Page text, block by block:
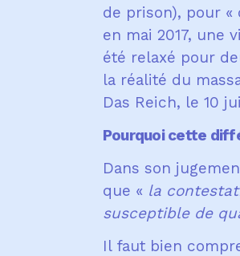
de prison), pour
en mai 2017, une
été relaxé pour
la réalité du
Das Reich, le 10
Pourquoi cette
Dans son
que « la
susceptible de
Il faut bien